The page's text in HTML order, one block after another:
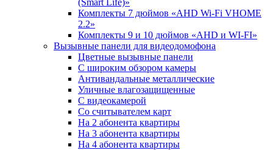
(Smart Life)»
Комплекты 7 дюймов «AHD Wi-Fi VHOME
2.2»
Комплекты 9 и 10 дюймов «AHD и WI-FI»
Вызывные панели для видеодомофона
Цветные вызывные панели
С широким обзором камеры
Антивандальные металлические
Уличные влагозащищенные
С видеокамерой
Со считывателем карт
На 2 абонента квартиры
На 3 абонента квартиры
На 4 абонента квартиры